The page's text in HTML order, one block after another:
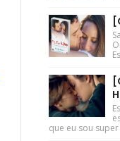
que eu sou